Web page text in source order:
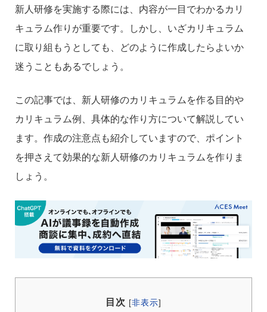
新人研修を実施する際には、内容が一目でわかるカリ
キュラム作りが重要です。しかし、いざカリキュラム
に取り組もうとしても、どのように作成したらよいか
迷うこともあるでしょう。
この記事では、新人研修のカリキュラムを作る目的や
カリキュラム例、具体的な作り方について解説してい
ます。作成の注意点も紹介していますので、ポイント
を押さえて効果的な新人研修のカリキュラムを作りま
しょう。
目次 [非表示]